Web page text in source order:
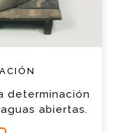
determinación
abiertas.
Teléfono
*